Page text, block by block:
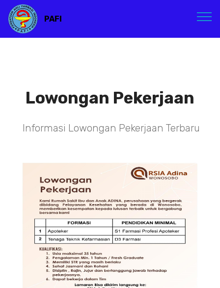
PAFI
Lowongan Pekerjaan
Informasi Lowongan Pekerjaan Terbaru
TENAGA TEKNIS
KEFARMASIAN DI RSIA ADINA
WONOSOBO
DIBUTUHKAN SEGERA TENAGA TEKNIS
KEFARMASIAN DI RUMAH SAKIT IBU
DAN ANAK ADINA WONOSOBO
SYARAT DAN KETENTUAN LIHAT